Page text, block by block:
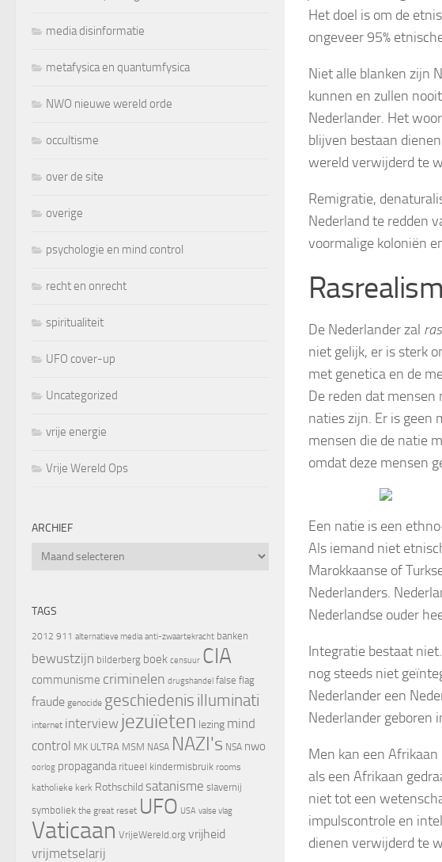
Het doel is om de
ongeveer 95%
Niet alle blanken zijn
kunnen en zullen
Nederlander. Het
blijven bestaan
wereld verwijderd te
Remigratie,
Nederland te redden
voormalige koloniën
De Nederlander zal
niet gelijk, er is sterk
met genetica en de
De reden dat
naties zijn. Er is geen
mensen die de natie
omdat deze mensen
Een natie is een
Als iemand niet
Marokkaanse of
Nederlanders.
Nederlandse ouder
Integratie bestaat
nog steeds niet
Nederlander een
Nederlander geboren
Men kan een
als een Afrikaan
niet tot een
impulscontrole en
dienen verwijderd te
media disinformatie
metafysica en quantumfysica
NWO nieuwe wereld orde
occultisme
over de site
overige
psychologie en mind control
recht en onrecht
spiritualiteit
UFO cover-up
Uncategorized
vrije energie
Vrije Wereld Ops
ARCHIEF
Archief
TAGS
2012 911 alternatieve media anti-zwaartekracht banken
bewustzijn bilderberg boek censuur CIA
communisme criminelen drugshandel false flag
fraude genocide geschiedenis illuminati
internet interview jezuïeten lezing mind
control MK ULTRA MSM NASA NAZI's NSA nwo
oorlog propaganda ritueel kindermisbruik rooms
katholieke kerk Rothschild satanisme slavernij
symboliek the great reset UFO USA valse vlag
Vaticaan VrijeWereld.org vrijheid
vrijmetselarij